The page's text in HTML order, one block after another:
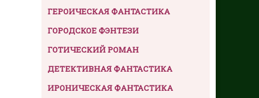
ГЕРОИЧЕСКАЯ ФАНТАСТИКА
ГОРОДСКОЕ ФЭНТЕЗИ
ГОТИЧЕСКИЙ РОМАН
ДЕТЕКТИВНАЯ ФАНТАСТИКА
ИРОНИЧЕСКАЯ ФАНТАСТИКА